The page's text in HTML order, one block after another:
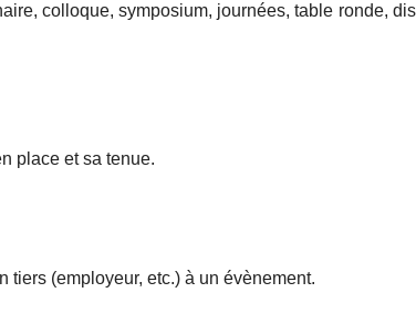
colloque, symposium, journées, table ronde,
place et sa tenue.
tiers (employeur, etc.) à un évènement.